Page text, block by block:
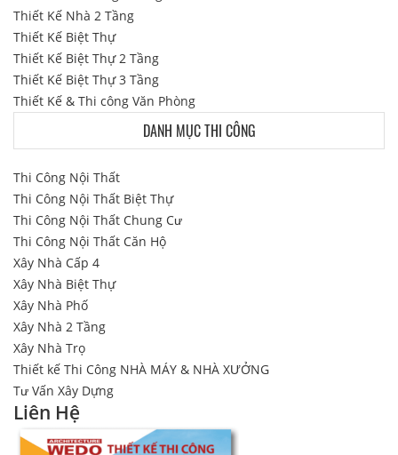
Thiết Kế Nhà 2 Tầng
Thiết Kế Biệt Thự
Thiết Kế Biệt Thự 2 Tầng
Thiết Kế Biệt Thự 3 Tầng
Thiết Kế & Thi công Văn Phòng
DANH MỤC THI CÔNG
Thi Công Nội Thất
Thi Công Nội Thất Biệt Thự
Thi Công Nội Thất Chung Cư
Thi Công Nội Thất Căn Hộ
Xây Nhà Cấp 4
Xây Nhà Biệt Thự
Xây Nhà Phố
Xây Nhà 2 Tầng
Xây Nhà Trọ
Thiết kế Thi Công NHÀ MÁY & NHÀ XƯỞNG
Tư Vấn Xây Dựng
Liên Hệ